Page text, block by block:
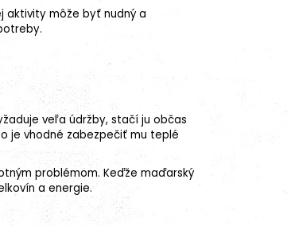
aktivity môže byť nudný a
veľa údržby, stačí ju občas
je vhodné zabezpečiť mu teplé
problémom. Keďže maďarský
a energie.